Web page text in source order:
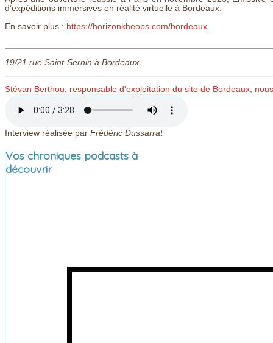
d’expéditions immersives en réalité virtuelle à Bordeaux.
En savoir plus : https://horizonkheops.com/bordeaux
19/21 rue Saint-Sernin à Bordeaux
Stévan Berthou, responsable d'exploitation du site de Bordeaux,
Interview réalisée par Frédéric Dussarrat
Vos chroniques podcasts à
découvrir